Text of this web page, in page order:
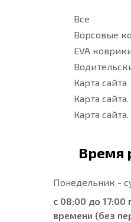
Все
Ворсовые
EVA
Карта сайта
Карта
Карта сайта.
Время
Понедельник -
с 08:00 до
времени (без